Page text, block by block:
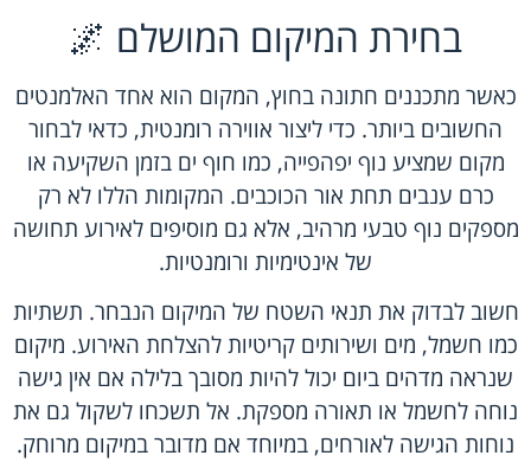
בחירת המיקום המושלם 🌌
כאשר מתכננים חתונה בחוץ, המקום הוא אחד האלמנטים
החשובים ביותר. כדי ליצור אווירה רומנטית, כדאי לבחור
מקום שמציע נוף יפהפייה, כמו חוף ים בזמן השקיעה או
כרם ענבים תחת אור הכוכבים. המקומות הללו לא רק
מספקים נוף טבעי מרהיב, אלא גם מוסיפים לאירוע תחושה
של אינטימיות ורומנטיות.
חשוב לבדוק את תנאי השטח של המיקום הנבחר. תשתיות
כמו חשמל, מים ושירותים קריטיות להצלחת האירוע. מיקום
שנראה מדהים ביום יכול להיות מסובך בלילה אם אין גישה
נוחה לחשמל או תאורה מספקת. אל תשכחו לשקול גם את
נוחות הגישה לאורחים, במיוחד אם מדובר במיקום מרוחק.